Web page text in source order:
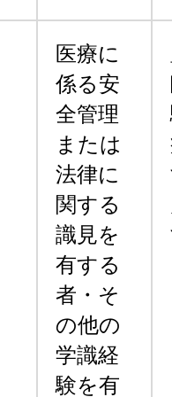
医療に
係る安
全管理
または
法律に
関する
識見を
有する
者・そ
の他の
学識経
験を有